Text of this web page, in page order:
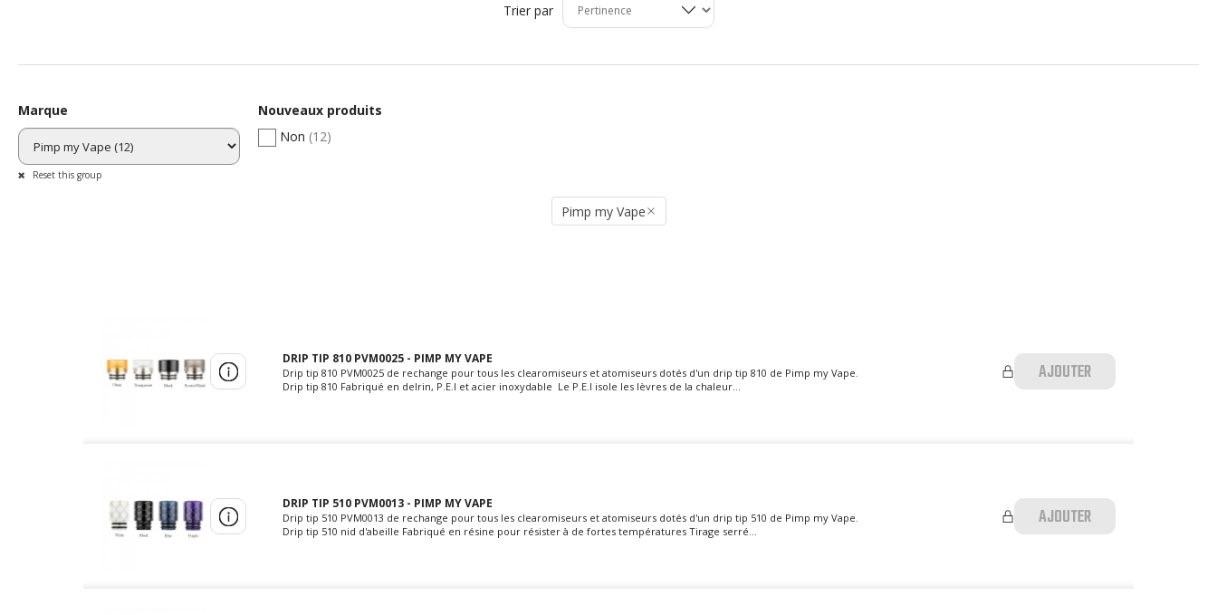
Trier par
Marque
Reset this group
Nouveaux produits
Non (12)
Pimp my Vape
DRIP TIP 810 PVM0025 - PIMP MY VAPE
Drip tip 810 PVM0025 de rechange pour tous les clearomiseurs et atomiseurs dotés d'un drip tip 810 de Pimp my Vape.
Drip tip 810 Fabriqué en delrin, P.E.I et acier inoxydable Le P.E.I isole les lèvres de la chaleur...
AJOUTER
DRIP TIP 510 PVM0013 - PIMP MY VAPE
Drip tip 510 PVM0013 de rechange pour tous les clearomiseurs et atomiseurs dotés d'un drip tip 510 de Pimp my Vape.
Drip tip 510 nid d'abeille Fabriqué en résine pour résister à de fortes températures Tirage serré...
AJOUTER